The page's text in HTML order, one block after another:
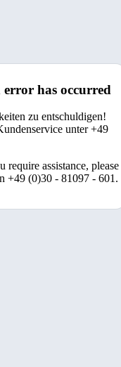
has occurred
zu entschuldigen!
unter +49
assistance, please
+49 (0)30 - 81097 - 601.